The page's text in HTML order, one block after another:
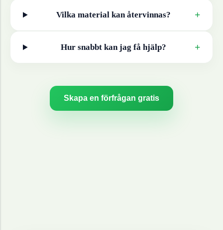
Vilka material kan återvinnas? +
Hur snabbt kan jag få hjälp? +
Skapa en förfrågan gratis